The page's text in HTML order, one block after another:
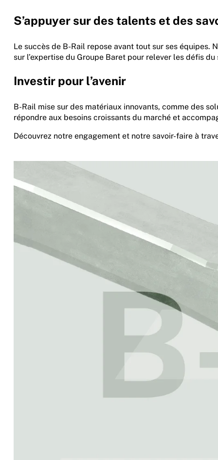
S’appuyer sur des talents et des
Le succès de B-Rail repose avant tout sur ses équipes.
sur l’expertise du Groupe Baret pour relever les défis
Investir pour l’avenir
B-Rail mise sur des matériaux innovants, comme des
répondre aux besoins croissants du marché et
Découvrez notre engagement et notre savoir-faire à